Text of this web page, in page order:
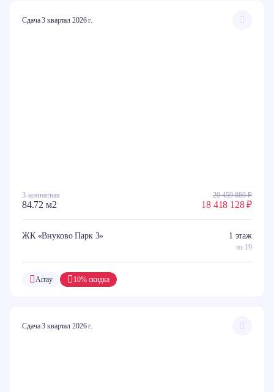
Сдача 3 квартал 2026 г.
3-комнатная
84.72 м2
20 459 880 ₽
18 418 128 ₽
ЖК «Внуково Парк 3» 1 этаж
из 19
10% скидка
Array
Сдача 3 квартал 2026 г.